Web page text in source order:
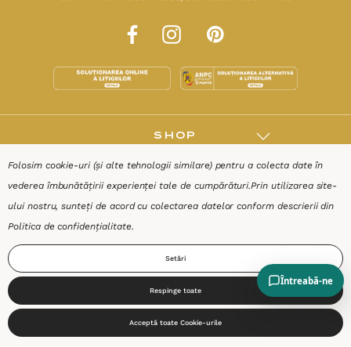
SHOP
Termeni & Condiții Date de identificare
Start Produse
Coș
Caută Cont
Folosim cookie-uri (și alte tehnologii similare) pentru a colecta date în
vederea îmbunătățirii experienței tale de cumpărături.Prin utilizarea site-
ului nostru, sunteți de acord cu colectarea datelor conform descrierii din
Politica de confidențialitate.
Setări
Respinge toate
Acceptă toate Cookie-urile